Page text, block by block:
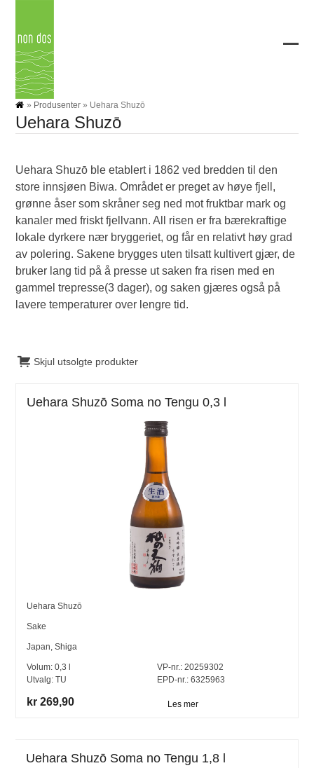
content
» Produsenter » Uehara Shuzō
Uehara Shuzō
Uehara Shuzō ble etablert i 1862 ved bredden til den
store innsjøen Biwa. Området er preget av høye fjell,
grønne åser som skråner seg ned mot fruktbar mark og
kanaler med friskt fjellvann. All risen er fra bærekraftige
lokale dyrkere nær bryggeriet, og får en relativt høy grad
av polering. Sakene brygges uten tilsatt kultivert gjær, de
bruker lang tid på å presse ut saken fra risen med en
gammel trepresse(3 dager), og saken gjæres også på
lavere temperaturer over lengre tid.
Skjul utsolgte produkter
Uehara Shuzō Soma no Tengu 0,3 l
Uehara Shuzō
Sake
Japan,Shiga
Volum:0,3
Utvalg:TU
VP-nr.: 20259302
EPD-nr.: 6325963
kr 269,90 Les mer
Uehara Shuzō Soma no Tengu 1,8 l